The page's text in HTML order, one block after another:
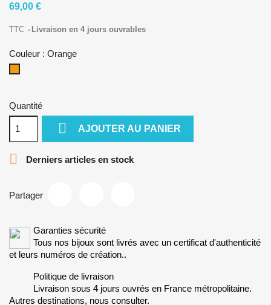
69,00 €
TTC Livraison en 4 jours ouvrables
Couleur : Orange
Quantité
 AJOUTER AU PANIER
 Derniers articles en stock
Partager
Garanties sécurité
Tous nos bijoux sont livrés avec un certificat d'authenticité
et leurs numéros de création..
Politique de livraison
Livraison sous 4 jours ouvrés en France métropolitaine.
Autres destinations, nous consulter.